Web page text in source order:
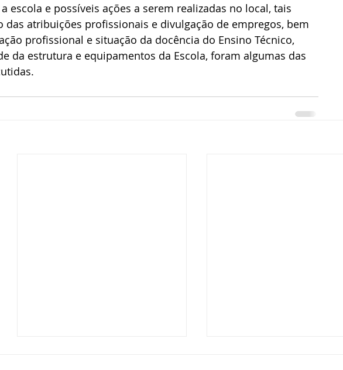
a escola e possíveis ações a serem realizadas no local, tais
das atribuições profissionais e divulgação de empregos, bem
profissional e situação da docência do Ensino Técnico,
da estrutura e equipamentos da Escola, foram algumas das